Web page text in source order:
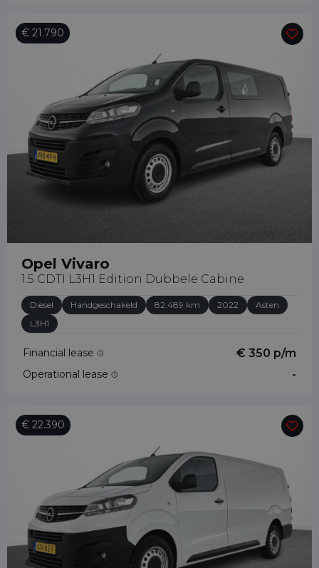
€ 21.790
Opel Vivaro
1.5 CDTI L3H1 Edition Dubbele Cabine
Diesel Handgeschakeld 82.489 km 2022
Asten
L3H1
Financial lease € 350 p/m
Operational lease -
€ 22.390